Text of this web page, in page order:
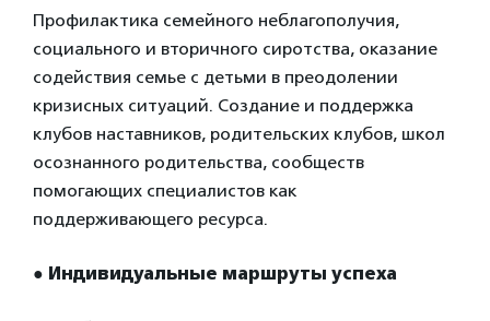
Профилактика семейного неблагополучия,
социального и вторичного сиротства, оказание
содействия семье с детьми в преодолении
кризисных ситуаций. Создание и поддержка
клубов наставников, родительских клубов, школ
осознанного родительства, сообществ
помогающих специалистов как
поддерживающего ресурса.
● Индивидуальные маршруты успеха